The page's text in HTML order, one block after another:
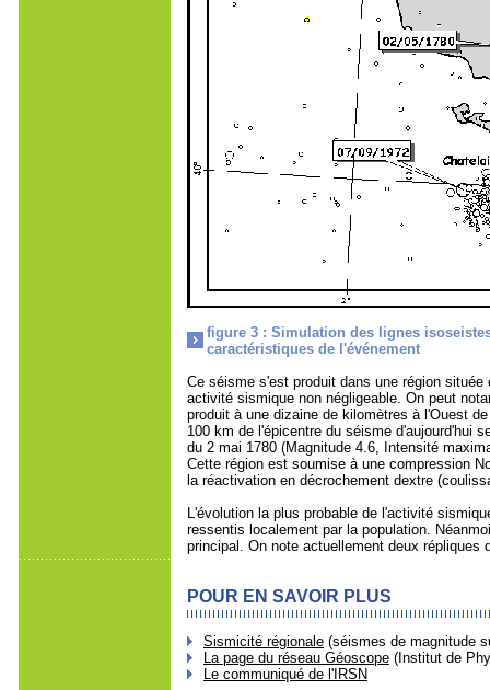
figure 3 : Simulation des lignes
caractéristiques de l'événement
Ce séisme s'est produit dans une région
activité sismique non négligeable. On peut
produit à une dizaine de kilomètres à l'Ouest
100 km de l'épicentre du séisme d'aujourd'hui
du 2 mai 1780 (Magnitude 4.6, Intensité
Cette région est soumise à une compression
la réactivation en décrochement dextre
L'évolution la plus probable de l'activité
ressentis localement par la population.
principal. On note actuellement deux répliques
POUR EN SAVOIR PLUS
Sismicité régionale (séismes de magnitude
La page du réseau Géoscope (Institut de
Le communiqué de l'IRSN